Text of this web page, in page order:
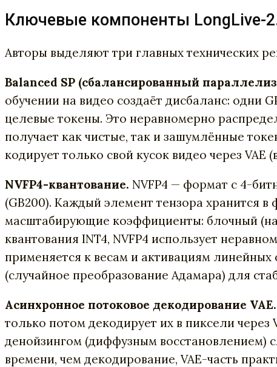
Ключевые компоненты LongLive-
Авторы выделяют три главных технических
Balanced SP (сбалансированный
обучении на видео создаёт дисбаланс: одни
целевые токены. Это неравномерно
получает как чистые, так и зашумлённые
кодирует только свой кусок видео через VAE
NVFP4-квантование. NVFP4 — формат с 4-
(GB200). Каждый элемент тензора хранится в
масштабирующие коэффициенты: блочный
квантования INT4, NVFP4 использует
применяется к весам и активациям
(случайное преобразование Адамара) для
Асинхронное потоковое декодирование VAE.
только потом декодирует их в пиксели
денойзингом (диффузным восстановлением)
времени, чем декодирование, VAE-часть